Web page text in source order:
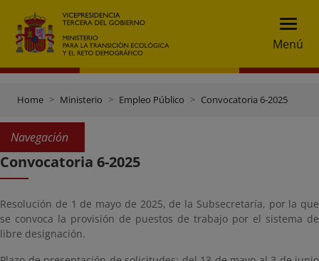
Menú
Home Ministerio Empleo Público Convocatoria 6-2025
Navegación
Convocatoria 6-2025
Resolución de 1 de mayo de 2025, de la Subsecretaría, por la que
se convoca la provisión de puestos de trabajo por el sistema de
libre designación.